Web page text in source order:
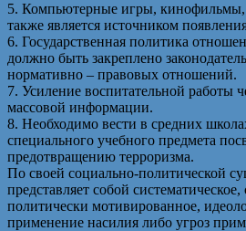
5. Компьютерные игры,
также является источником
6. Государственная политика
должно быть закреплено
нормативно – правовых отношений.
7. Усиление воспитательной работы
массовой информации.
8. Необходимо вести в средних
специального учебного предмета
предотвращению терроризма.
По своей социально-политической
представляет собой
политически мотивированное,
применение насилия либо угроз